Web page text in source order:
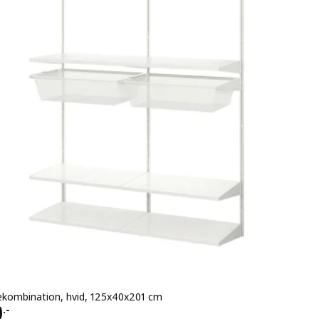
hvid, 125x40x201 cm
.-